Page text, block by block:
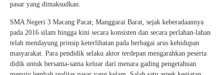
pasar yang dimaksudkan.
SMA Negeri 3 Macang Pacar, Manggarai Barat, sejak keberadaannya
pada 2016 silam hingga kini secara konsisten dan secara perlahan-lahan
telah mendayung prinsip keterlibatan pada berbagai arus kehidupan
masyarakat. Para pendidik selaku aktor terdepan mengarahkan peserta
didik untuk bersama-sama keluar dari menara gading pengetahuan